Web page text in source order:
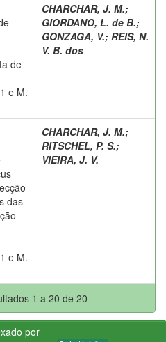
de
e M.
CHARCHAR, J. M.;
GIORDANO, L. de B.;
GONZAGA, V.; REIS, N.
V. B. dos
das
e M.
CHARCHAR, J. M.;
RITSCHEL, P. S.;
VIEIRA, J. V.
1 a 20 de 20
por